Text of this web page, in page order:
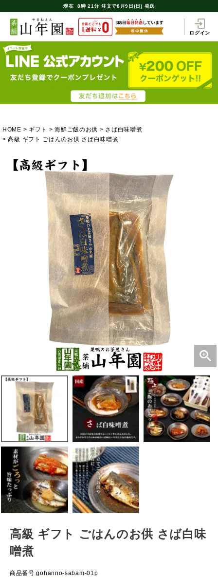
現在 8時 21分 注文で8月9日(日) 発送
ログイン
HOME ギフト 海鮮ご飯のお供
さば白味噌煮
高級 ギフト ごはんのお供 さば白味噌煮
高級 ギフト ごはんのお供 さば白味
噌煮
商品番号 gohanno-sabam-01p